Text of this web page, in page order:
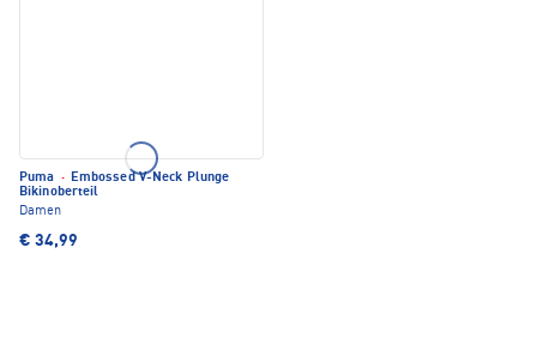
Puma · Embossed V-Neck Plunge
Bikinoberteil
Damen
€ 34,99